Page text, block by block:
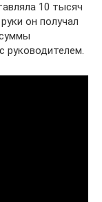
10 тысяч
он получал
руководителем.